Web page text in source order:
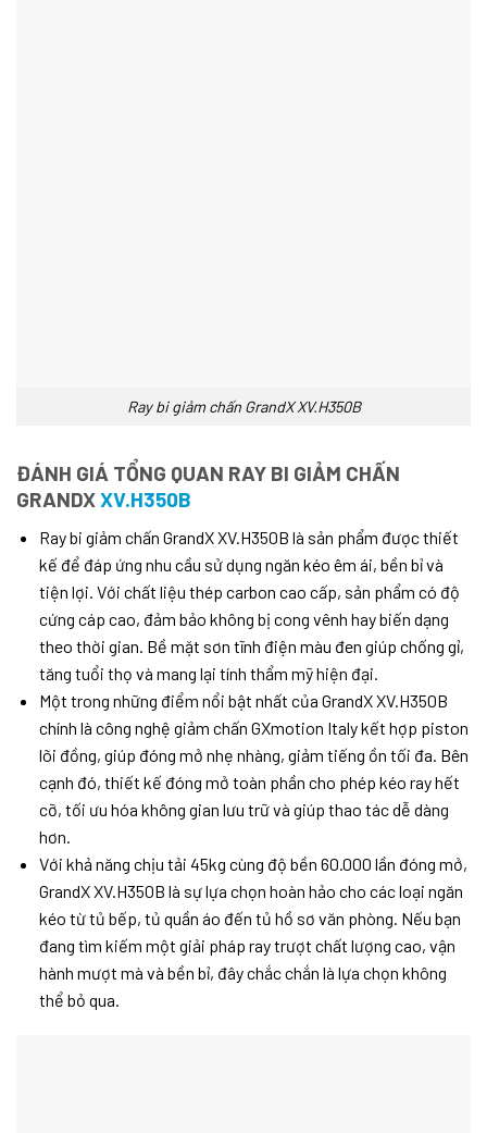
Ray bi giảm chấn GrandX XV.H350B
ĐÁNH GIÁ TỔNG QUAN RAY BI GIẢM CHẤN
GRANDXXV.H350B
Ray bi giảm chấn GrandX XV.H350B là sản phẩm được thiết
kế để đáp ứng nhu cầu sử dụng ngăn kéo êm ái, bền bỉ và
tiện lợi. Với chất liệu thép carbon cao cấp, sản phẩm có độ
cứng cáp cao, đảm bảo không bị cong vênh hay biến dạng
theo thời gian. Bề mặt sơn tĩnh điện màu đen giúp chống gỉ,
tăng tuổi thọ và mang lại tính thẩm mỹ hiện đại.
Một trong những điểm nổi bật nhất của GrandX XV.H350B
chính là công nghệ giảm chấn GXmotion Italy kết hợp piston
lõi đồng, giúp đóng mở nhẹ nhàng, giảm tiếng ồn tối đa. Bên
cạnh đó, thiết kế đóng mở toàn phần cho phép kéo ray hết
cỡ, tối ưu hóa không gian lưu trữ và giúp thao tác dễ dàng
hơn.
Với khả năng chịu tải 45kg cùng độ bền 60.000 lần đóng mở,
GrandX XV.H350B là sự lựa chọn hoàn hảo cho các loại ngăn
kéo từ tủ bếp, tủ quần áo đến tủ hồ sơ văn phòng. Nếu bạn
đang tìm kiếm một giải pháp ray trượt chất lượng cao, vận
hành mượt mà và bền bỉ, đây chắc chắn là lựa chọn không
thể bỏ qua.